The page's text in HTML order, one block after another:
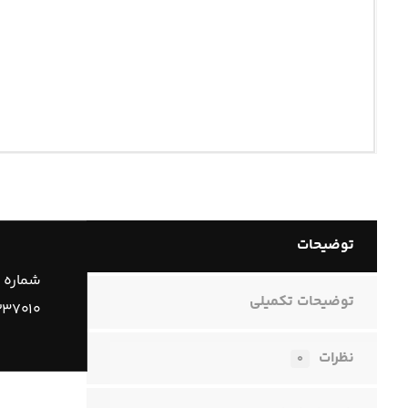
توضیحات
توضیحات تکمیلی
نظرات ۰